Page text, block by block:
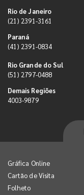
Rio de Janeiro
(21) 2391-3161
Paraná
(41) 2391-0834
Rio Grande do Sul
(51) 2797-0488
Demais Regiões
4003-9879
Gráfica Online
Cartão de Visita
Folheto